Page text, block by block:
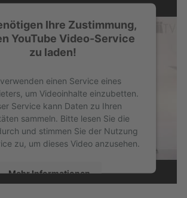
Ihre Zustimmung,
YouTube Video-Service
zu laden!
einen Service eines
um Videoinhalte einzubetten.
Service kann Daten zu Ihren
sammeln. Bitte lesen Sie die
und stimmen Sie der Nutzung
zu, um dieses Video anzusehen.
Mehr Informationen